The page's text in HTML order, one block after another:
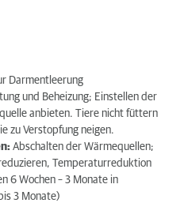
Darmentleerung
und Beheizung; Einstellen der
anbieten. Tiere nicht füttern
zu Verstopfung neigen.
Abschalten der Wärmequellen;
Temperaturreduktion
6 Wochen – 3 Monate in
3 Monate)